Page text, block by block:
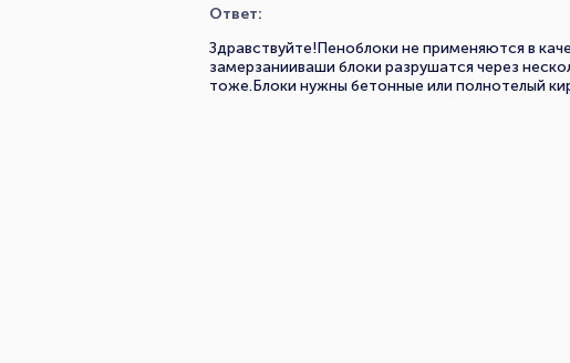
Ответ:
Здравствуйте!Пеноблоки не применяются в
замерзанииваши блоки разрушатся через
тоже.Блоки нужны бетонные или полнотелый